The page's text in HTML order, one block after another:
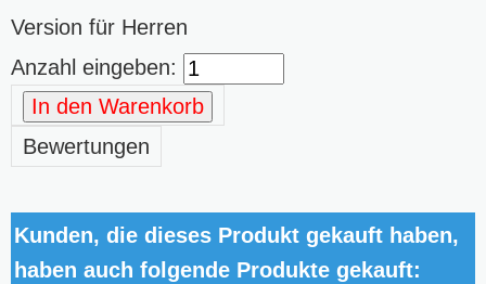
Version für Herren
Anzahl eingeben:
In den Warenkorb
Bewertungen
Kunden, die dieses Produkt gekauft haben,
haben auch folgende Produkte gekauft: